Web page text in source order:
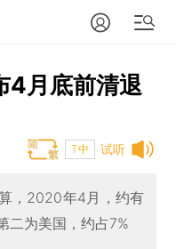
4月底前清退
试听
T中
，2020年4月，约有
二为美国，约占7%